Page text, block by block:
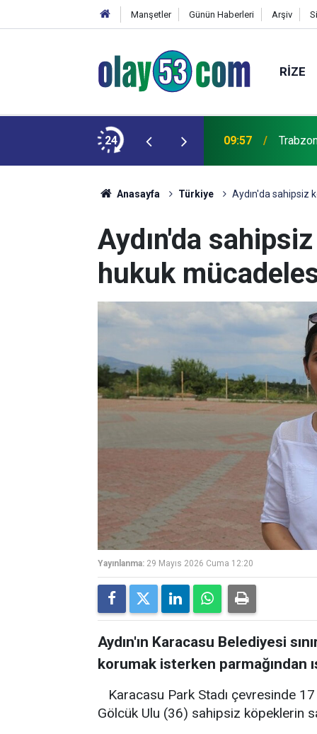
Manşetler Günün Haberleri Arşiv
RIZE
24
"NADEZHDA" isimli gemi Samsun'a
09:57
Anasayfa Türkiye Aydın'da sahipsiz
Aydın'da sahipsiz
hukuk
Yayınlanma: 29 Mayıs 2026 Cuma 12:20
Aydın'ın Karacasu Belediyesi
korumak isterken parmağından
Karacasu Park Stadı çevresinde
Gölcük Ulu (36) sahipsiz köpeklerin